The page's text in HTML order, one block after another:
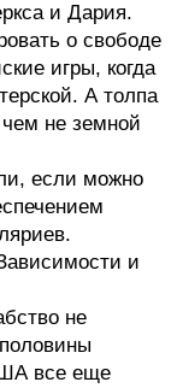
и Дария.
о свободе
игры, когда
А толпа
не земной
если можно
и
не
все еще